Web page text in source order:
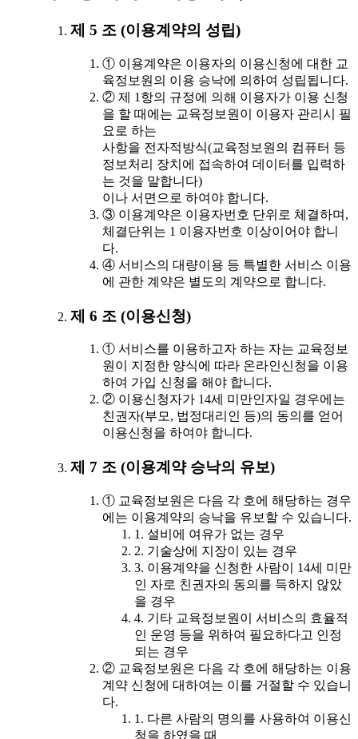
제 5 조 (이용계약의 성립)
① 이용계약은 이용자의 이용신청에 대한 교
육정보원의 이용 승낙에 의하여 성립됩니다.
② 제 1항의 규정에 의해 이용자가 이용 신청
을 할 때에는 교육정보원이 이용자 관리시 필
요로 하는
사항을 전자적방식(교육정보원의 컴퓨터 등
정보처리 장치에 접속하여 데이터를 입력하
는 것을 말합니다)
이나 서면으로 하여야 합니다.
③ 이용계약은 이용자번호 단위로 체결하며,
체결단위는 1 이용자번호 이상이어야 합니
다.
④ 서비스의 대량이용 등 특별한 서비스 이용
에 관한 계약은 별도의 계약으로 합니다.
제 6 조 (이용신청)
① 서비스를 이용하고자 하는 자는 교육정보
원이 지정한 양식에 따라 온라인신청을 이용
하여 가입 신청을 해야 합니다.
② 이용신청자가 14세 미만인자일 경우에는
친권자(부모, 법정대리인 등)의 동의를 얻어
이용신청을 하여야 합니다.
제 7 조 (이용계약 승낙의 유보)
① 교육정보원은 다음 각 호에 해당하는 경우
에는 이용계약의 승낙을 유보할 수 있습니다.
1. 설비에 여유가 없는 경우
2. 기술상에 지장이 있는 경우
3. 이용계약을 신청한 사람이 14세 미만
인 자로 친권자의 동의를 득하지 않았
을 경우
4. 기타 교육정보원이 서비스의 효율적
인 운영 등을 위하여 필요하다고 인정
되는 경우
② 교육정보원은 다음 각 호에 해당하는 이용
계약 신청에 대하여는 이를 거절할 수 있습니
다.
1. 다른 사람의 명의를 사용하여 이용신
청을 하였을 때